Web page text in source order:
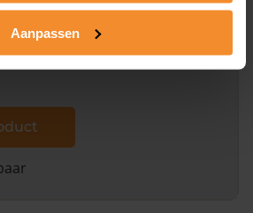
Aanpassen
van het perceel en